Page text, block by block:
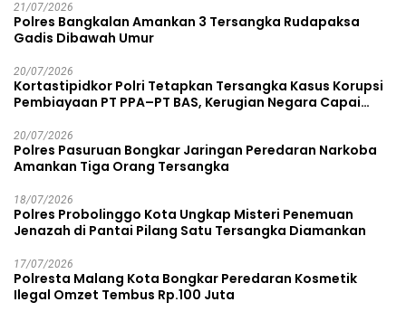
21/07/2026
Polres Bangkalan Amankan 3 Tersangka Rudapaksa
Gadis Dibawah Umur
20/07/2026
Kortastipidkor Polri Tetapkan Tersangka Kasus Korupsi
Pembiayaan PT PPA–PT BAS, Kerugian Negara Capai
20/07/2026
Polres Pasuruan Bongkar Jaringan Peredaran Narkoba
Amankan Tiga Orang Tersangka
18/07/2026
Polres Probolinggo Kota Ungkap Misteri Penemuan
Jenazah di Pantai Pilang Satu Tersangka Diamankan
17/07/2026
Polresta Malang Kota Bongkar Peredaran Kosmetik
Ilegal Omzet Tembus Rp.100 Juta